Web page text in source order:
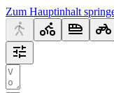
Zum Hauptinhalt